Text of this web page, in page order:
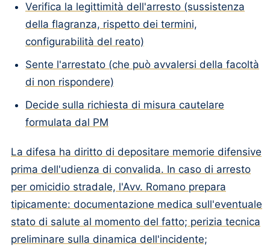
Verifica la legittimità dell'arresto (sussistenza
della flagranza, rispetto dei termini,
configurabilità del reato)
Sente l'arrestato (che può avvalersi della facoltà
di non rispondere)
Decide sulla richiesta di misura cautelare
formulata dal PM
La difesa ha diritto di depositare memorie difensive
prima dell'udienza di convalida. In caso di arresto
per omicidio stradale, l'Avv. Romano prepara
tipicamente: documentazione medica sull'eventuale
stato di salute al momento del fatto; perizia tecnica
preliminare sulla dinamica dell'incidente;